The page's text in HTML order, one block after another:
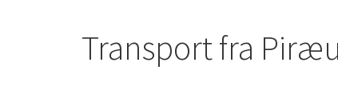
Transport fra